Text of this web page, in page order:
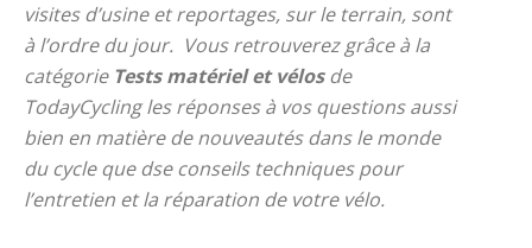
visites d’usine et reportages, sur le terrain, sont
à l’ordre du jour. Vous retrouverez grâce à la
catégorie Tests matériel et vélosde
TodayCycling les réponses à vos questions aussi
bien en matière de nouveautés dans le monde
du cycle que dse conseils techniques pour
l’entretien et la réparation de votre vélo.